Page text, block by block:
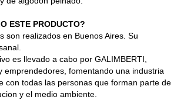
ESTE PRODUCTO?
son realizados en Buenos Aires. Su
es llevado a cabo por GALIMBERTI,
emprendedores, fomentando una industria
con todas las personas que forman parte de
y el medio ambiente.